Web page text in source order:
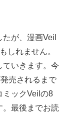
が、漫画Veil
しれません。
ていきます。今
売されるまで
ミックVeilの8
。最後までお読